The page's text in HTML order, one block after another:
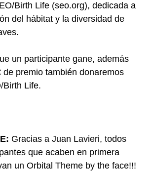
Birth Life (seo.org), dedicada a
del hábitat y la diversidad de
un participante gane, además
de premio también donaremos
Birth Life.
Gracias a Juan Lavieri, todos
que acaben en primera
un Orbital Theme by the face!!!